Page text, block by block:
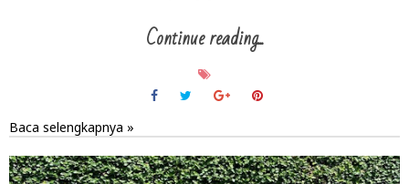
Continue reading...
Baca selengkapnya »